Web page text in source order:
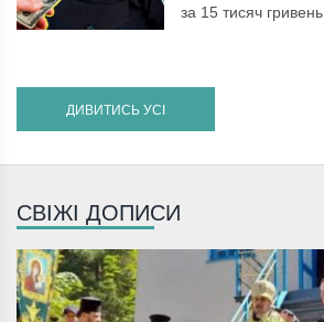
за 15 тисяч гривень
ДИВИТИСЬ УСІ
СВІЖІ ДОПИСИ